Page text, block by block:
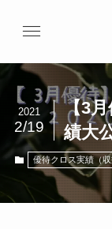
【3
績大
2021
2/19
優待クロス実績（